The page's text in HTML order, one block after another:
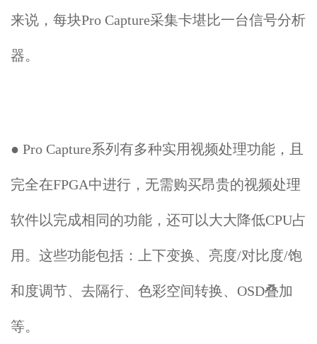
来说，每块Pro Capture采集卡堪比一台信号分析
器。
● Pro Capture系列有多种实用视频处理功能，且
完全在FPGA中进行，无需购买昂贵的视频处理
软件以完成相同的功能，还可以大大降低CPU占
用。这些功能包括：上下变换、亮度/对比度/饱
和度调节、去隔行、色彩空间转换、OSD叠加
等。